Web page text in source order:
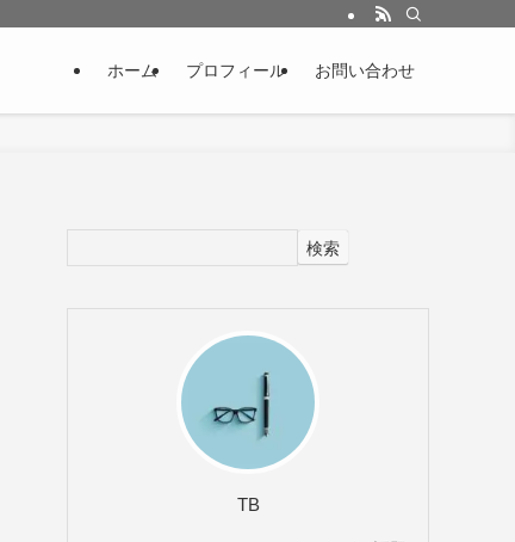
ホーム プロフィール お問い合わせ
検索
TB